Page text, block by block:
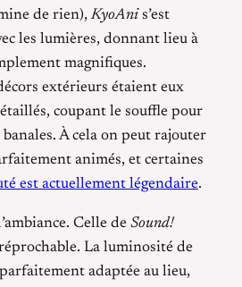
de rien), KyoAni s’est
les lumières, donnant lieu à
magnifiques.
extérieurs étaient eux
coupant le souffle pour
banales. À cela on peut rajouter
animés, et certaines
est actuellement légendaire.
Celle de Sound!
La luminosité de
adaptée au lieu,